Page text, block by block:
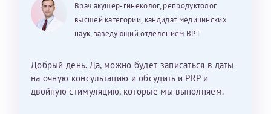
Врач акушер-гинеколог, репродуктолог
высшей категории, кандидат медицинских
наук, заведующий отделением ВРТ
Добрый день. Да, можно будет записаться в даты
на очную консультацию и обсудить и PRP и
двойную стимуляцию, которые мы выполняем.